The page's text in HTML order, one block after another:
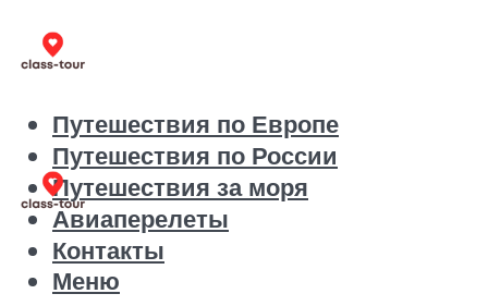
Путешествия по Европе
Путешествия по России
Путешествия за моря
Авиаперелеты
Контакты
Меню